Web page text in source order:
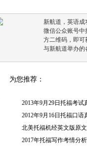
新航道，英语
微信公众账号中
方二维码，即可
与新航道举办的
为您推荐：
2013年9月29日托福考试
2012年9月16日托福口语
北美托福机经英文版原
2017年托福写作考情分